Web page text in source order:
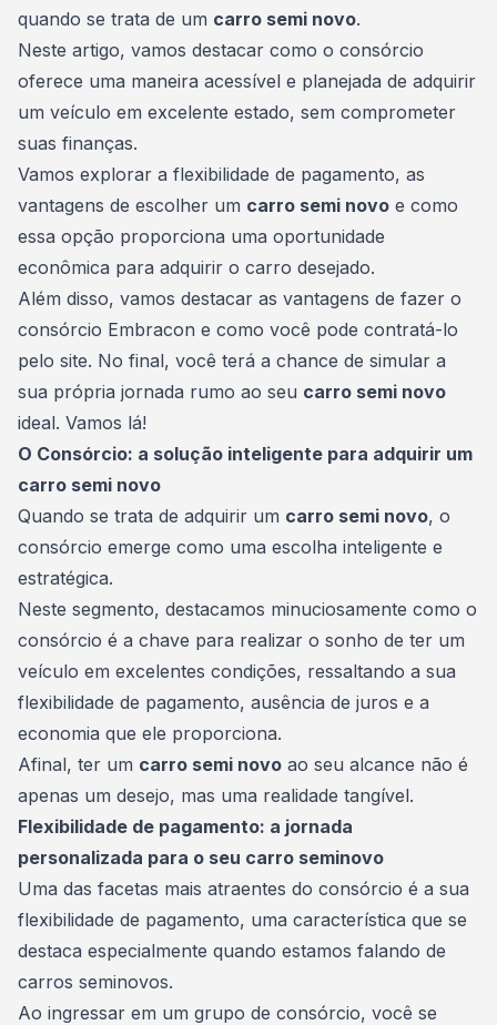
quando se trata de um carro semi novo.
Neste artigo, vamos destacar como o consórcio
oferece uma maneira acessível e planejada de adquirir
um veículo em excelente estado, sem comprometer
suas finanças.
Vamos explorar a flexibilidade de pagamento, as
vantagens de escolher um carro semi novo e como
essa opção proporciona uma oportunidade
econômica para adquirir o carro desejado.
Além disso, vamos destacar as vantagens de fazer o
consórcio Embracon e como você pode contratá-lo
pelo site. No final, você terá a chance de simular a
sua própria jornada rumo ao seu carro semi novo
ideal. Vamos lá!
O Consórcio: a solução inteligente para adquirir um
carro semi novo
Quando se trata de adquirir um carro semi novo, o
consórcio emerge como uma escolha inteligente e
estratégica.
Neste segmento, destacamos minuciosamente como o
consórcio é a chave para realizar o sonho de ter um
veículo em excelentes condições, ressaltando a sua
flexibilidade de pagamento, ausência de juros e a
economia que ele proporciona.
Afinal, ter um carro semi novo ao seu alcance não é
apenas um desejo, mas uma realidade tangível.
Flexibilidade de pagamento: a jornada
personalizada para o seu carro seminovo
Uma das facetas mais atraentes do consórcio é a sua
flexibilidade de pagamento, uma característica que se
destaca especialmente quando estamos falando de
carros seminovos.
Ao ingressar em um grupo de consórcio, você se